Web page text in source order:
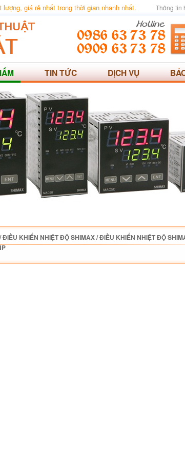
giá rẻ nhất trong thời gian nhanh nhất. Thông tin
TIN TỨC DỊCH VỤ
/ĐIỀU KHIỂN NHIỆT ĐỘ SHIMAX/ĐIỀU KHIỂN NHIỆT ĐỘ